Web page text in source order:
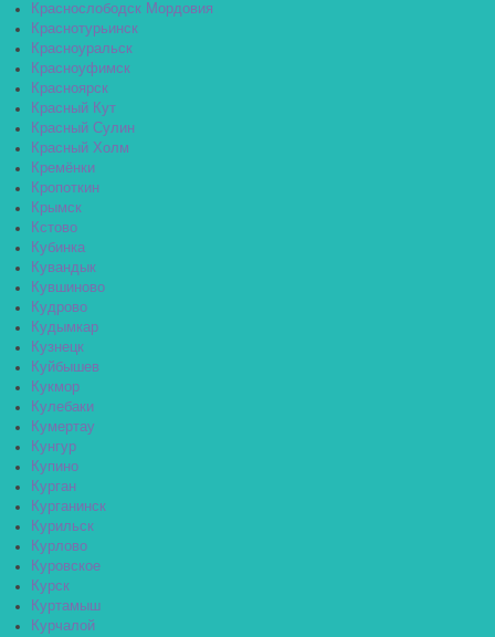
Краснослободск Мордовия
Краснотурьинск
Красноуральск
Красноуфимск
Красноярск
Красный Кут
Красный Сулин
Красный Холм
Кремёнки
Кропоткин
Крымск
Кстово
Кубинка
Кувандык
Кувшиново
Кудрово
Кудымкар
Кузнецк
Куйбышев
Кукмор
Кулебаки
Кумертау
Кунгур
Купино
Курган
Курганинск
Курильск
Курлово
Куровское
Курск
Куртамыш
Курчалой